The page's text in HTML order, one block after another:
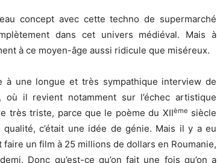
concept avec cette techno de supermarché
dans cet univers médiéval. Mais à
à ce moyen-âge aussi ridicule que miséreux.
à une longue et très sympathique interview de
où il revient notamment sur l’échec artistique
très triste, parce que le poème du XIIème siècle
c’était une idée de génie. Mais il y a eu
un film à 25 millions de dollars en Roumanie,
Donc qu’est-ce qu’on fait une fois qu’on a